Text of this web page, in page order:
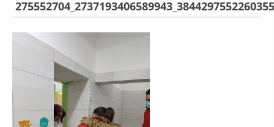
ИСТОРИЈАТ НА ЦКРМ
ИСТОРИЈАТ НА ДВИЖЕЊЕТО